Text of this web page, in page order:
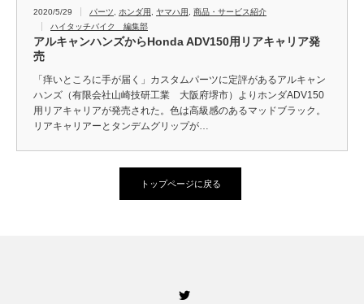
2020/5/29 パーツ ホンダ用 ヤマハ用
商品・サービス紹介
ハイタッチバイク 編集部
アルキャンハンズからHonda ADV150用リアキャリア発
売
「痒いところに手が届く」カスタムパーツに定評があるアルキャン
ハンズ（有限会社山崎技研工業 大阪府堺市）よりホンダADV150
用リアキャリアが発売された。色は高級感のあるマッドブラック。
リアキャリアーとタンデムグリップが…
トップページに戻る